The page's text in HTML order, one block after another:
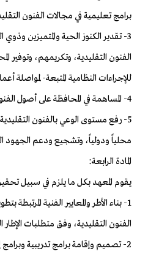
برامج تعليمية في مجالات الفنون
3- تقدير الكنوز الحية والمتميزين
الفنون التقليدية، وتكريمهم، وتوفير
للإجراءات النظامية المتبعة- لمواصلة
4- المساهمة في المحافظة على أصول الفنون التقليدية المادية وغير المادية.
5- رفع مستوى الوعي بالفنون
محلياً ودولياً، وتشجيع ودعم الجهود
المادة الرابعة:
يقوم المعهد بكل ما يلزم في سبيل
1- بناء الأطر والمعايير الفنية المرتبطة
الفنون التقليدية، وفق متطلبات
2- تصميم وإقامة برامج تدريبية